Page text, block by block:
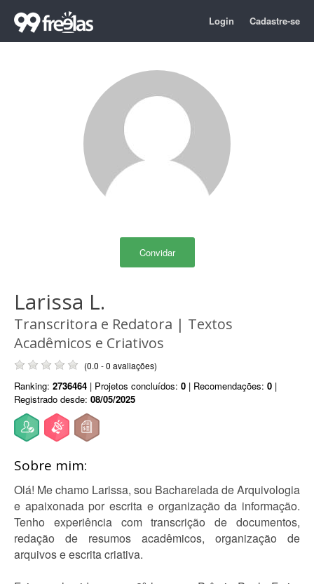
Login Cadastre-se
Convidar
Larissa L.
Transcritora e Redatora | Textos
Acadêmicos e Criativos
(0.0 - 0 avaliações)
Ranking: 2736464 | Projetos concluídos: 0 | Recomendações: 0 |
Registrado desde: 08/05/2025
Sobre mim:
Olá! Me chamo Larissa, sou Bacharelada de Arquivologia
e apaixonada por escrita e organização da informação.
Tenho experiência com transcrição de documentos,
redação de resumos acadêmicos, organização de
arquivos e escrita criativa.